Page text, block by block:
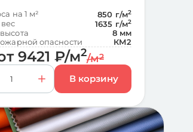
на 1 м² 850 г/м2
1635 г/м2
8 мм
опасности
КМ2
9421 ₽/м2/м2